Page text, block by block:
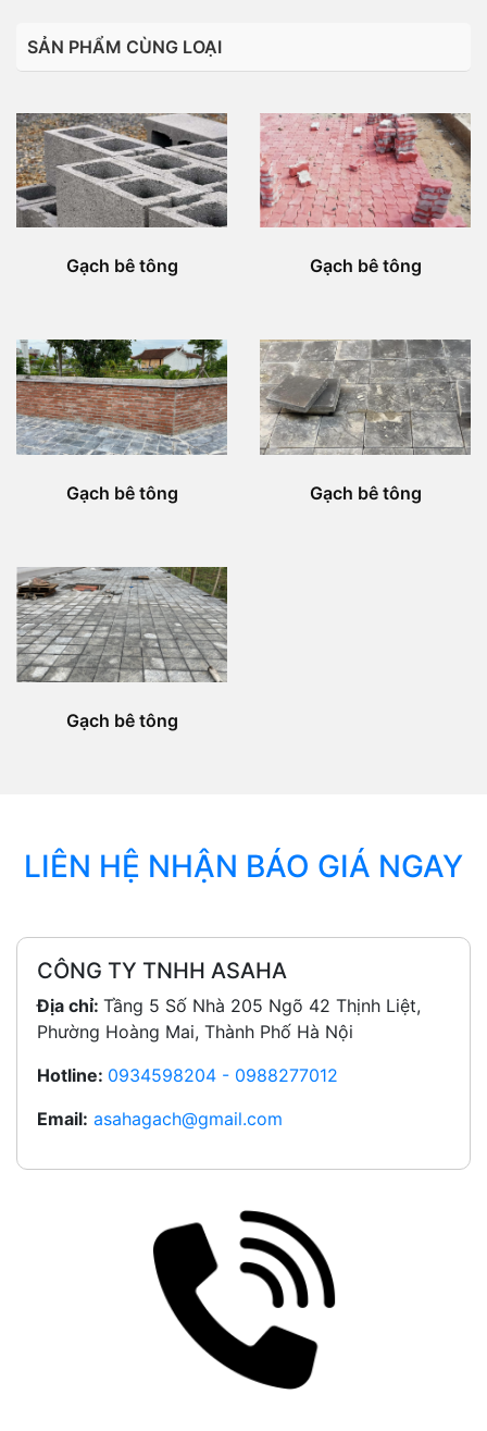
SẢN PHẨM CÙNG LOẠI
Gạch bê tông Gạch bê tông
Gạch bê tông Gạch bê tông
Gạch bê tông
LIÊN HỆ NHẬN BÁO GIÁ NGAY
CÔNG TY TNHH ASAHA
Địa chỉ: Tầng 5 Số Nhà 205 Ngõ 42 Thịnh Liệt,
Phường Hoàng Mai, Thành Phố Hà Nội
Hotline: 0934598204 - 0988277012
Email: asahagach@gmail.com